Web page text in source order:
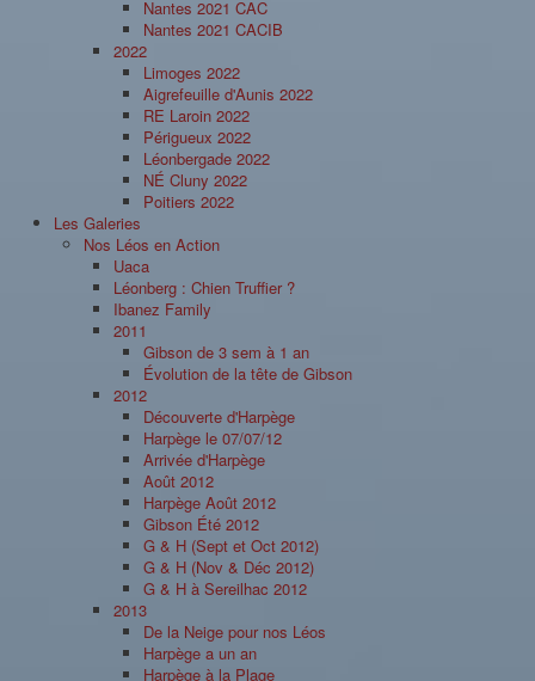
Nantes 2021 CAC
Nantes 2021 CACIB
2022
Limoges 2022
Aigrefeuille d'Aunis 2022
RE Laroin 2022
Périgueux 2022
Léonbergade 2022
NÉ Cluny 2022
Poitiers 2022
Les Galeries
Nos Léos en Action
Uaca
Léonberg : Chien Truffier ?
Ibanez Family
2011
Gibson de 3 sem à 1 an
Évolution de la tête de Gibson
2012
Découverte d'Harpège
Harpège le 07/07/12
Arrivée d'Harpège
Août 2012
Harpège Août 2012
Gibson Été 2012
G & H (Sept et Oct 2012)
G & H (Nov & Déc 2012)
G & H à Sereilhac 2012
2013
De la Neige pour nos Léos
Harpège a un an
Harpège à la Plage